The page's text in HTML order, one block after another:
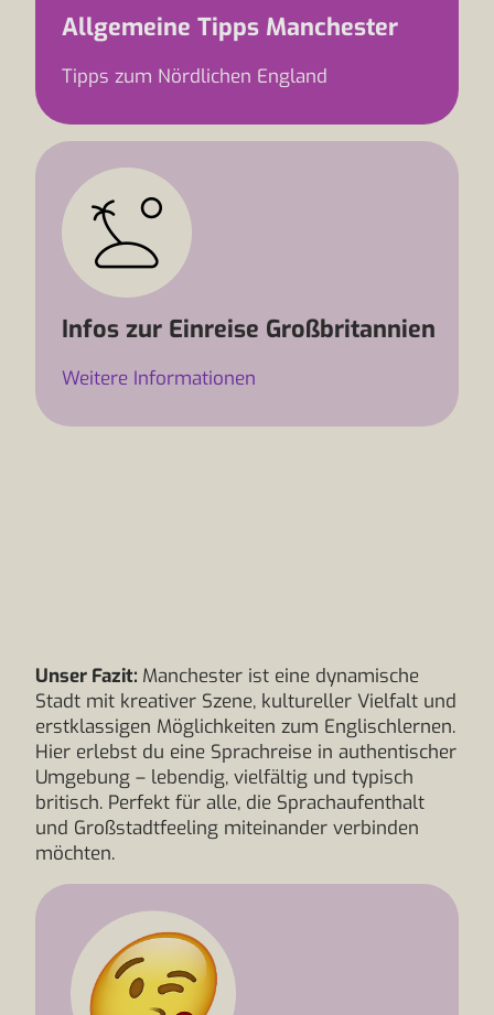
Allgemeine Tipps Manchester
Tipps zum Nördlichen England
Infos zur Einreise Großbritannien
Weitere Informationen
Unser Fazit: Manchester ist eine dynamische
Stadt mit kreativer Szene, kultureller Vielfalt und
erstklassigen Möglichkeiten zum Englischlernen.
Hier erlebst du eine Sprachreise in authentischer
Umgebung – lebendig, vielfältig und typisch
britisch. Perfekt für alle, die Sprachaufenthalt
und Großstadtfeeling miteinander verbinden
möchten.